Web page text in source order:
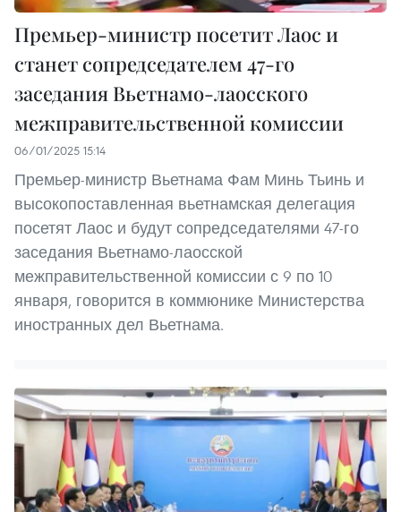
Премьер-министр посетит Лаос и
станет сопредседателем 47-го
заседания Вьетнамо-лаосского
межправительственной комиссии
06/01/2025 15:14
Премьер-министр Вьетнама Фам Минь Тьинь и
высокопоставленная вьетнамская делегация
посетят Лаос и будут сопредседателями 47-го
заседания Вьетнамо-лаосской
межправительственной комиссии с 9 по 10
января, говорится в коммюнике Министерства
иностранных дел Вьетнама.